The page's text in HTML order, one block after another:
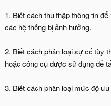
1. Biết cách thu thập thông tin
các hệ thống bị ảnh hưởng.
2. Biết cách phân loại sự cố tùy
hoặc công cụ được sử dụng để
3. Biết cách phân loại mức độ